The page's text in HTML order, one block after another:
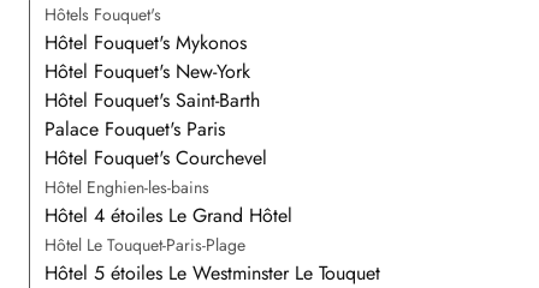
Hôtels Fouquet's
Hôtel Fouquet's Mykonos
Hôtel Fouquet's New-York
Hôtel Fouquet's Saint-Barth
Palace Fouquet's Paris
Hôtel Fouquet's Courchevel
Hôtel Enghien-les-bains
Hôtel 4 étoiles Le Grand Hôtel
Hôtel Le Touquet-Paris-Plage
Hôtel 5 étoiles Le Westminster Le Touquet